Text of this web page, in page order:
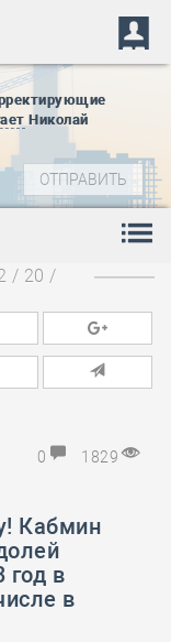
Николай
/ 20 /
0 1829
Кабмин
год в
в